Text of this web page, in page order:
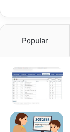
Popular